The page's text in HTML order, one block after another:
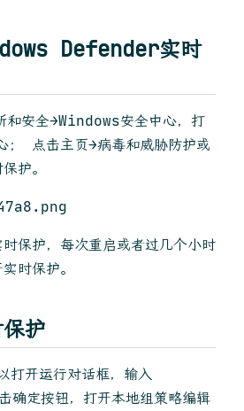
Defender实时
和安全→Windows安全中心，打
； 点击主页→病毒和威胁防护或
护。
保护，每次重启或者过几个小时
时保护。
护
打开运行对话框，输入
确定按钮，打开本地组策略编辑